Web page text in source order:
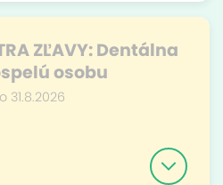
ZĽAVY: Dentálna
osobu
31.8.2026